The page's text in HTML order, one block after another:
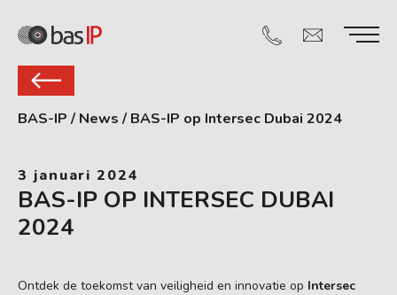
BAS-IP / News / BAS-IP op Intersec Dubai 2024
3 januari 2024
BAS-IP OP INTERSEC DUBAI
2024
Ontdek de toekomst van veiligheid en innovatie op Intersec